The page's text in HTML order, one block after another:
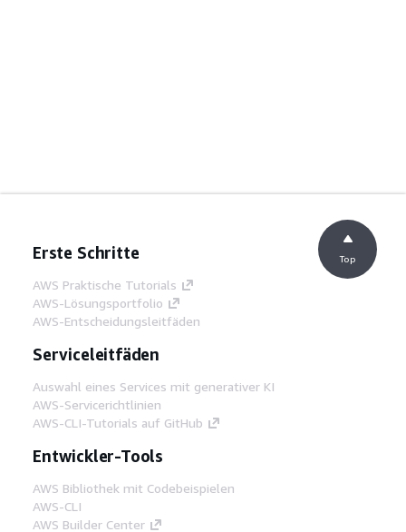
Erste Schritte
AWS Praktische Tutorials
AWS-Lösungsportfolio
AWS-Entscheidungsleitfäden
Serviceleitfäden
Auswahl eines Services mit generativer KI
AWS-Servicerichtlinien
AWS-CLI-Tutorials auf GitHub
Entwickler-Tools
AWS Bibliothek mit Codebeispielen
AWS-CLI
AWS Builder Center
Top